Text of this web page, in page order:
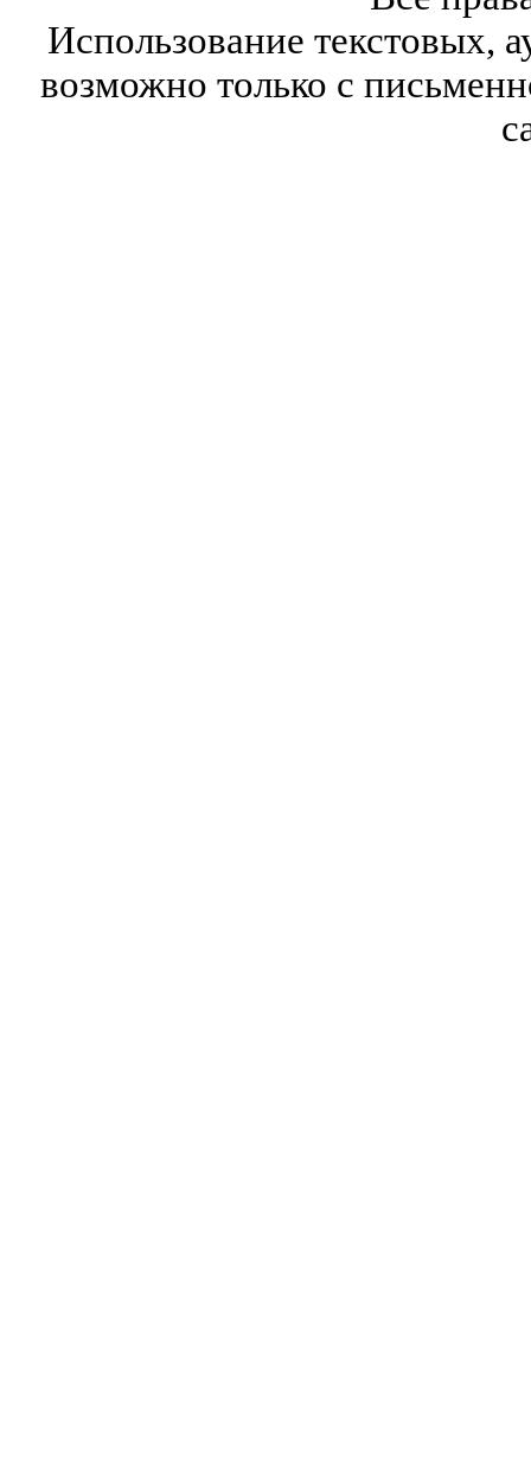
Использование текстовых,
возможно только с